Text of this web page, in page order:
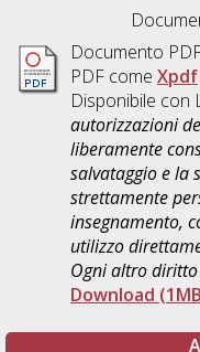
Documento
PDF come Xpdf
Disponibile con
autorizzazioni
liberamente
salvataggio e la
strettamente
insegnamento,
utilizzo
Ogni altro
Download